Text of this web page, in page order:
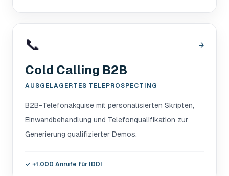
📞 →
Cold Calling B2B
AUSGELAGERTES TELEPROSPECTING
B2B-Telefonakquise mit personalisierten Skripten,
Einwandbehandlung und Telefonqualifikation zur
Generierung qualifizierter Demos.
✓ +1.000 Anrufe für IDDI